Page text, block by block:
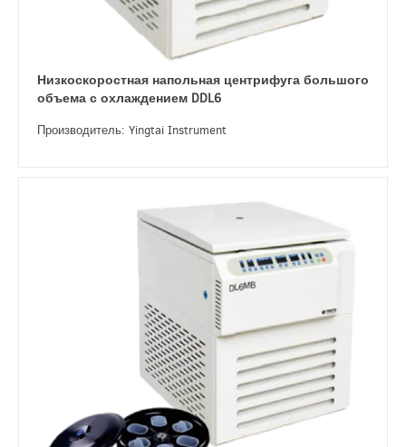
Низкоскоростная напольная центрифуга большого
объема с охлаждением DDL6
Производитель: Yingtai Instrument